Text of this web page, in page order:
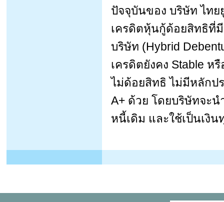
ปัจจุบันของ บริษัท ไท
เครดิตหุ้นกู้ด้อยสิทธิที่
บริษัท (Hybrid
เครดิตยังคง Stable ห
ไม่ด้อยสิทธิ ไม่มีหลักป
A+ ด้วย โดยบริษัทจะ
หนี้เดิม และใช้เป็นเงิ